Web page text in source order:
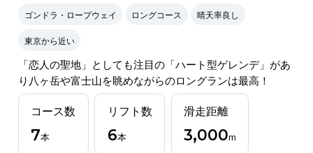
ゴンドラ・ロープウェイ ロングコース 晴天率良し
東京から近い
「恋人の聖地」としても注目の「ハート型ゲレンデ」があ
り八ヶ岳や富士山を眺めながらのロングランは最高！
コース数
7本
リフト数
6本
滑走距離
3,000m